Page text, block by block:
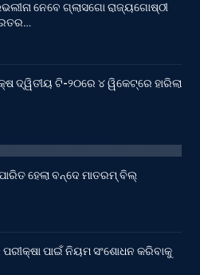
ନେବେ ଗ୍ଲାସଗୋ ରାଜ୍ୟଗୋଷ୍ଠୀ
ଦ୍ୱିତୀୟ ଟି-୨୦ରେ ୪ ୱିକେଟ୍‌ରେ ହାରିଲା
ହେଲା ବନ୍ଦେ ମାତରମ୍‌ ବିଲ୍‌
ପାଇଁ ନିୟମ ସଂଶୋଧନ କରିବାକୁ